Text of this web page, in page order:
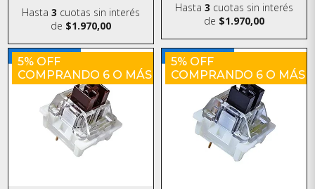
Hasta3 cuotas sin interés
de $1.970,00
Hasta 3 cuotas sin interés
de $1.970,00
5% OFF
COMPRANDO 6 O MÁS
5% OFF
COMPRANDO 6 O MÁS